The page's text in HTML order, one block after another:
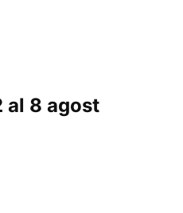
al 8 agost